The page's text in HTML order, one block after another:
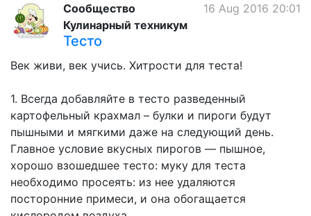
16 Aug 2016 20:01
Сообщество
Кулинарный техникум
Тесто
Век живи, век учись. Хитрости для теста!
1. Всегда добавляйте в тесто разведенный
картофельный крахмал – булки и пироги будут
пышными и мягкими даже на следующий день.
Главное условие вкусных пирогов — пышное,
хорошо взошедшее тесто: муку для теста
необходимо просеять: из нее удаляются
посторонние примеси, и она обогащается